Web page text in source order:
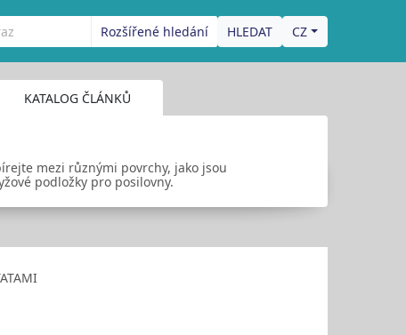
Rozšířené hledání CZ
KATALOG ČLÁNKŮ
mezi různými povrchy, jako jsou
podložky pro posilovny.